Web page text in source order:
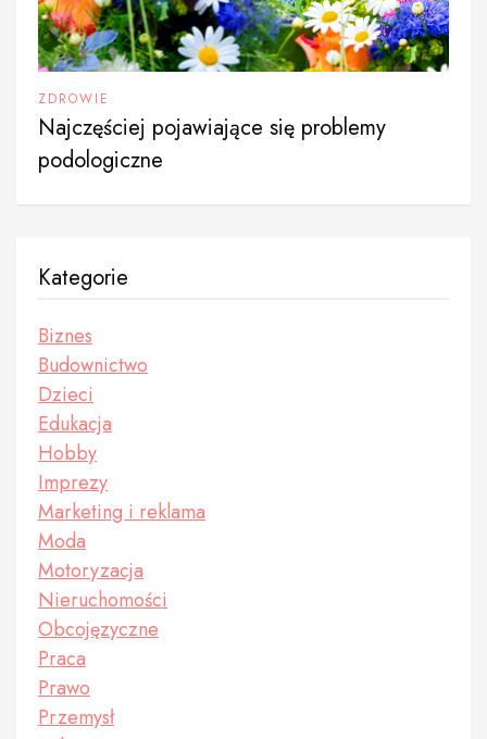
ZDROWIE
Najczęściej pojawiające się problemy
podologiczne
Kategorie
Biznes
Budownictwo
Dzieci
Edukacja
Hobby
Imprezy
Marketing i reklama
Moda
Motoryzacja
Nieruchomości
Obcojęzyczne
Praca
Prawo
Przemysł